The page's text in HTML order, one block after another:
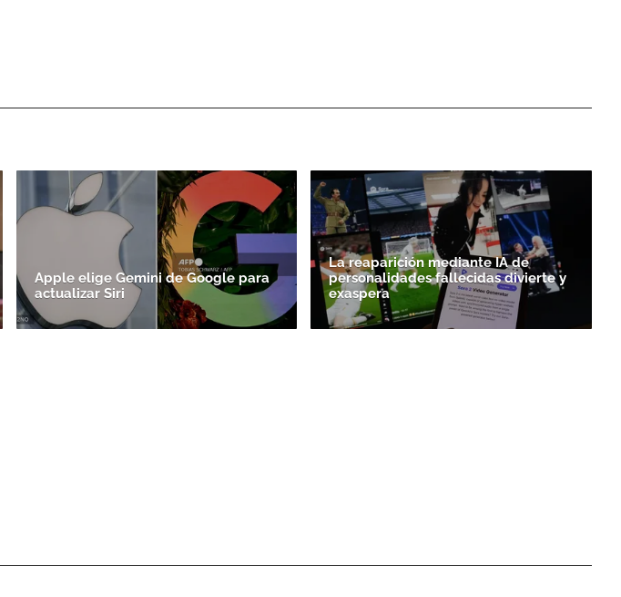
Apple elige Gemini de Google para
actualizar Siri
La reaparición mediante IA de
personalidades fallecidas divierte y
exaspera